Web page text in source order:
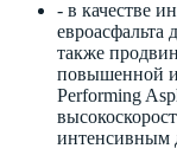
- в качестве
евроасфальта
также
повышенной
Performing
интенсивным